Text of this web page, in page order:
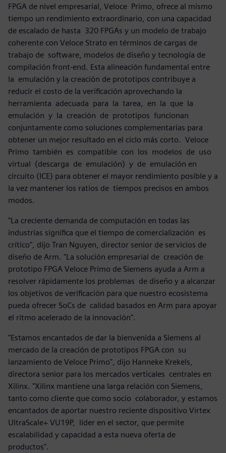
FPGA de nivel empresarial, Veloce Primo, ofrece al mismo
tiempo un rendimiento extraordinario, con una capacidad
de escalado de hasta 320 FPGAs y un modelo de trabajo
coherente con Veloce Strato en términos de cargas de
trabajo de software, modelos de diseño y tecnología de
compilación front-end. Esta alineación fundamental entre
la emulación y la creación de prototipos contribuye a
reducir el costo de la verificación aprovechando la
herramienta adecuada para la tarea, en la que la
emulación y la creación de prototipos funcionan
conjuntamente como soluciones complementarias para
obtener un mejor resultado en el ciclo más corto. Veloce
Primo también es compatible con los modelos de uso
virtual (descarga de emulación) y de emulación en
circuito (ICE) para obtener el mayor rendimiento posible y a
la vez mantener los ratios de tiempos precisos en ambos
modos.
"La creciente demanda de computación en todas las
industrias significa que el tiempo de comercialización es
crítico", dijo Tran Nguyen, director senior de servicios de
diseño de Arm. "La solución empresarial de creación de
prototipo FPGA Veloce Primo de Siemens ayuda a Arm a
resolver rápidamente los problemas de diseño y a alcanzar
los objetivos de verificación para que nuestro ecosistema
pueda ofrecer SoCs de calidad basados en Arm para apoyar
el ritmo acelerado de la innovación".
"Estamos encantados de dar la bienvenida a Siemens al
mercado de la creación de prototipos FPGA con su
lanzamiento de Veloce Primo", dijo Hanneke Krekels,
directora senior para los mercados verticales centrales en
Xilinx. "Xilinx mantiene una larga relación con Siemens,
tanto como cliente que como socio colaborador, y estamos
encantados de aportar nuestro reciente dispositivo Virtex
UltraScale+ VU19P, líder en el sector, que permite
escalabilidad y capacidad a esta nueva oferta de
productos".